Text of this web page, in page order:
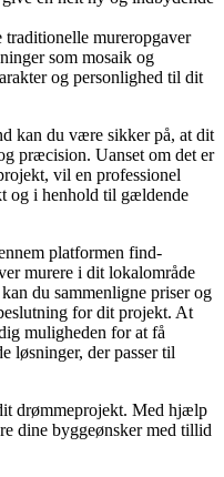
traditionelle mureropgaver
som mosaik og
og personlighed til dit
kan du være sikker på, at dit
præcision. Uanset om det er
vil en professionel
og i henhold til gældende
platformen find-
murere i dit lokalområde
du sammenligne priser og
for dit projekt. At
muligheden for at få
løsninger, der passer til
drømmeprojekt. Med hjælp
dine byggeønsker med tillid